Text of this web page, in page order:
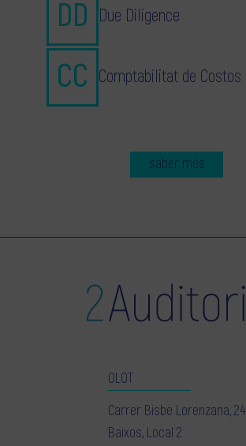
Due Diligence
Comptabilitat de Costos
saber més
OLOT
Carrer Bisbe Lorenzana, 24
Baixos, Local 2